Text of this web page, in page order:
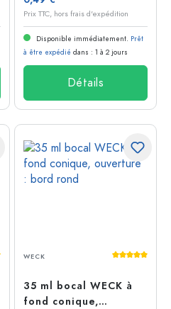
Prix TTC, hors frais d'expédition
Disponible immédiatement. Prêt
à être expédié dans : 1 à 2 jours
Détails
de 5 sur 5 étoiles
Note
WECK
35 ml bocal WECK à
fond conique,